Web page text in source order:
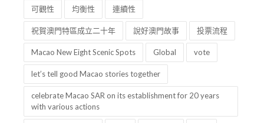
可觀性 均衡性 連續性
祝賀澳門特區成立二十年 說好澳門故事 投票流程
Macao New Eight Scenic Spots Global vote
let’s tell good Macao stories together
celebrate Macao SAR on its establishment for 20 years
with various actions